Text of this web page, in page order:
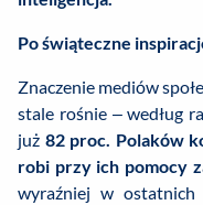
Po świąteczne
Znaczenie mediów
stale rośnie – według
już 82 proc. Polaków
robi przy ich pomocy
wyraźniej w ostatnich